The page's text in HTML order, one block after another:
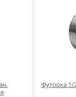
Футорка 1/